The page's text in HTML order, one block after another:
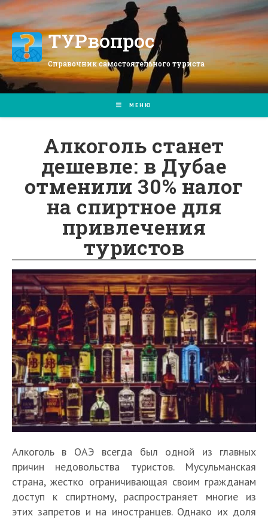
Перейти
к
содержимомуТУРвопрос
Справочник самостоятельного туриста
МЕНЮ
Алкоголь станет
дешевле: в Дубае
отменили 30% налог
на спиртное для
привлечения
туристов
Алкоголь в ОАЭ всегда был одной из главных
причин недовольства туристов. Мусульманская
страна, жестко ограничивающая своим гражданам
доступ к спиртному, распространяет многие из
этих запретов и на иностранцев. Однако их доля